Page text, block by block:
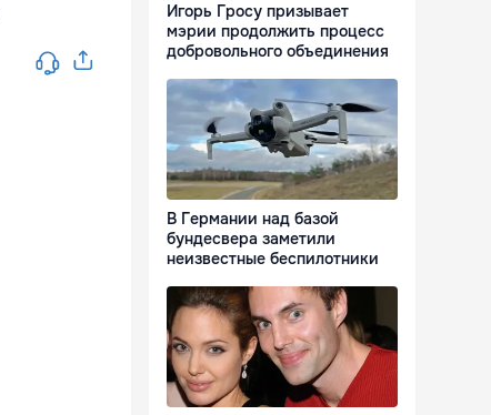
Игорь Гросу призывает
мэрии продолжить процесс
добровольного объединения
В Германии над базой
бундесвера заметили
неизвестные беспилотники